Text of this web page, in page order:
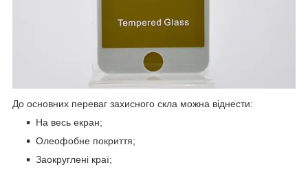
До основних переваг захисного скла можна віднести:
На весь екран;
Олеофобне покриття;
Заокруглені краї;